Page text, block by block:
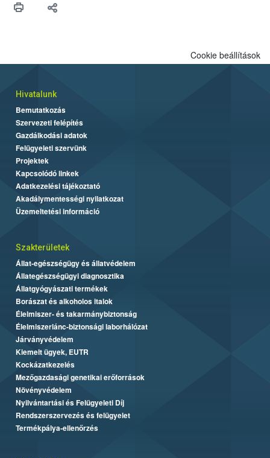
felhasználók számára is elérhető és ökológiai termesztésben is
Cookie beállítások
Hivatalunk
Bemutatkozás
Szervezeti felépítés
Gazdálkodási adatok
Felügyeleti szervünk
Projektek
Kapcsolódó linkek
Adatkezelési tájékoztató
Akadálymentességi nyilatkozat
Üzemeltetési információ
Szakterületek
Állat-egészségügy és állatvédelem
Állategészségügyi diagnosztika
Állatgyógyászati termékek
Borászat és alkoholos italok
Élelmiszer- és takarmánybiztonság
Élelmiszerlánc-biztonsági laborhálózat
Járványvédelem
Kiemelt ügyek, EUTR
Kockázatkezelés
Mezőgazdasági genetikai erőforrások
Növényvédelem
Nyilvántartási és Felügyeleti Díj
Rendszerszervezés és felügyelet
Termékpálya-ellenőrzés